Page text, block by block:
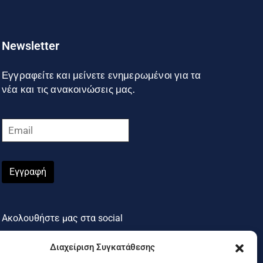
Διαχείριση Συγκατάθεσης
Newsletter
Εγγραφείτε και μείνετε ενημερωμένοι για τα
νέα και τις ανακοινώσεις μας.
Εγγραφή
Ακολουθήστε μας στα social